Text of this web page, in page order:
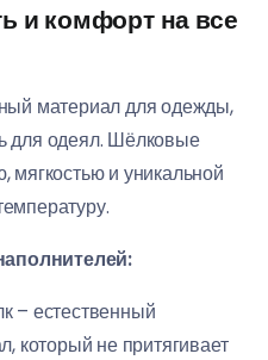
и комфорт на все
материал для одежды,
для одеял. Шёлковые
мягкостью и уникальной
– естественный
который не притягивает